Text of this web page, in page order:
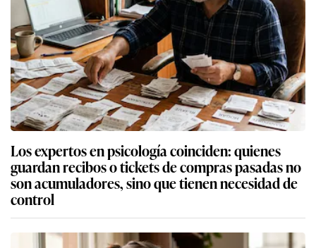
Los expertos en psicología coinciden: quienes
guardan recibos o tickets de compras pasadas no
son acumuladores, sino que tienen necesidad de
control